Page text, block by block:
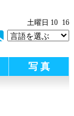
土曜日 10 16
写 真